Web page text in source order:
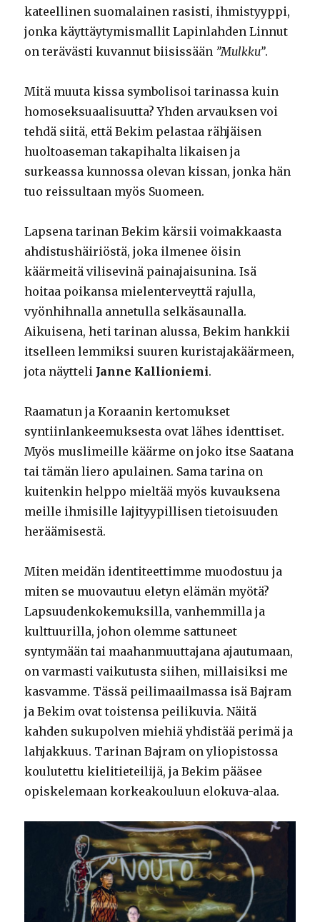
kateellinen suomalainen rasisti, ihmistyyppi,
jonka käyttäytymismallit Lapinlahden Linnut
on terävästi kuvannut biisissään ”Mulkku”.
Mitä muuta kissa symbolisoi tarinassa kuin
homoseksuaalisuutta? Yhden arvauksen voi
tehdä siitä, että Bekim pelastaa rähjäisen
huoltoaseman takapihalta likaisen ja
surkeassa kunnossa olevan kissan, jonka hän
tuo reissultaan myös Suomeen.
Lapsena tarinan Bekim kärsii voimakkaasta
ahdistushäiriöstä, joka ilmenee öisin
käärmeitä vilisevinä painajaisunina. Isä
hoitaa poikansa mielenterveyttä rajulla,
vyönhihnalla annetulla selkäsaunalla.
Aikuisena, heti tarinan alussa, Bekim hankkii
itselleen lemmiksi suuren kuristajakäärmeen,
jota näytteli Janne Kallioniemi.
Raamatun ja Koraanin kertomukset
syntiinlankeemuksesta ovat lähes identtiset.
Myös muslimeille käärme on joko itse Saatana
tai tämän liero apulainen. Sama tarina on
kuitenkin helppo mieltää myös kuvauksena
meille ihmisille lajityypillisen tietoisuuden
heräämisestä.
Miten meidän identiteettimme muodostuu ja
miten se muovautuu eletyn elämän myötä?
Lapsuudenkokemuksilla, vanhemmilla ja
kulttuurilla, johon olemme sattuneet
syntymään tai maahanmuuttajana ajautumaan,
on varmasti vaikutusta siihen, millaisiksi me
kasvamme. Tässä peilimaailmassa isä Bajram
ja Bekim ovat toistensa peilikuvia. Näitä
kahden sukupolven miehiä yhdistää perimä ja
lahjakkuus. Tarinan Bajram on yliopistossa
koulutettu kielitieteilijä, ja Bekim pääsee
opiskelemaan korkeakouluun elokuva-alaa.